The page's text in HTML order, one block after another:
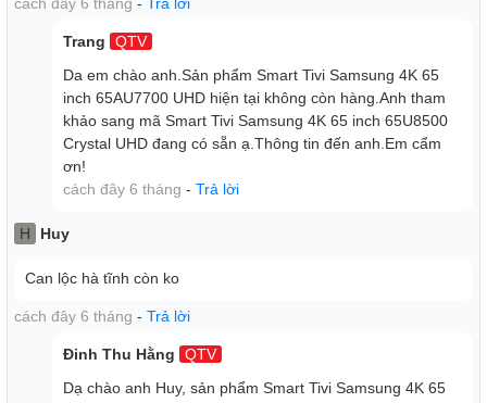
Công Nghệ Q-Symphony
âm tuyệt vời, được đồng bộ liền mạch giữa loa thanh
Samsung và TV. Công nghệ Q-Symphony tận dụng loa TV
Trang
QTV
Da em chào anh.Sản phẩm Smart Tivi Samsung 4K 65
inch 65AU7700 UHD hiện tại không còn hàng.Anh tham
khảo sang mã Smart Tivi Samsung 4K 65 inch 65U8500
Crystal UHD đang có sẵn ạ.Thông tin đến anh.Em cẩm
ơn!
cách đây 6 tháng - Trả lời
H Huy
Can lộc hà tĩnh còn ko
cách đây 6 tháng - Trả lời
Đinh Thu Hằng
QTV
Dạ chào anh Huy, sản phẩm Smart Tivi Samsung 4K 65